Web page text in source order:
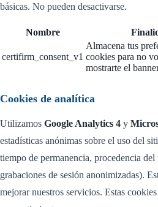
básicas. No pueden desactivarse.
Nombre
certifirm_consent_v1
Almacena tus
cookies para no
mostrarte el
Cookies de analítica
Utilizamos Google Analytics 4 y
estadísticas anónimas sobre el uso del
tiempo de permanencia, procedencia
grabaciones de sesión anonimizadas).
mejorar nuestros servicios. Estas